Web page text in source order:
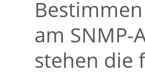
am
stehen die